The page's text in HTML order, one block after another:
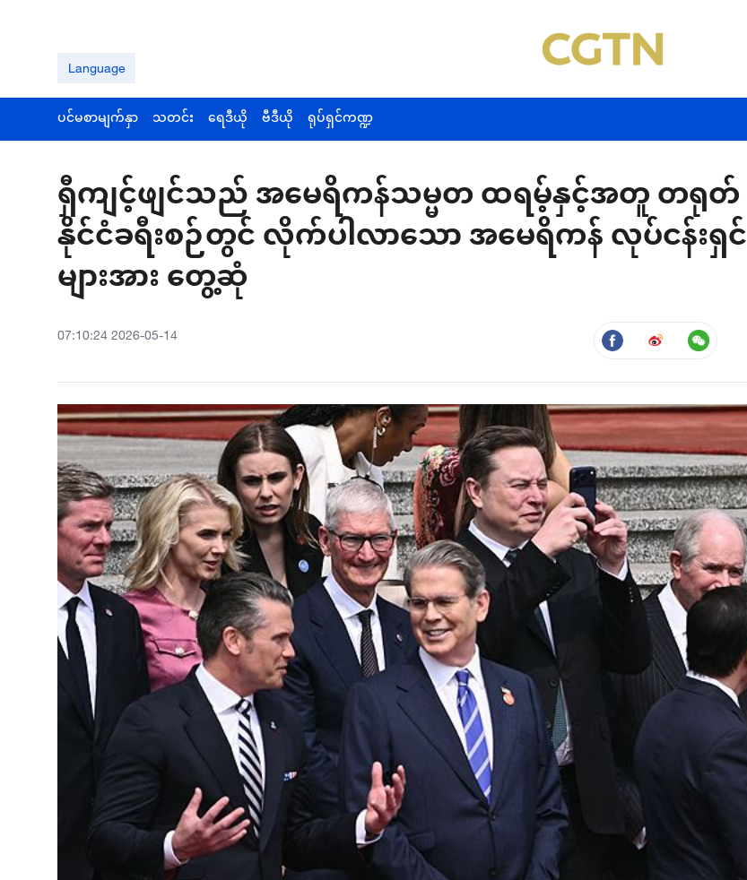
Language
ပင်မစာမျက်နှာ သတင်း ရေဒီယို ဗီဒီယို ရုပ်ရှင်ကဏ္ဍ
ရှီကျင့်ဖျင်သည် အမေရိကန်သမ္မတ ထရမ့်နှင့်အတူ တရုတ်
နိုင်ငံခရီးစဉ်တွင် လိုက်ပါလာသော အမေရိကန် လုပ်ငန်းရှင်
များအား တွေ့ဆုံ
07:10:24 2026-05-14